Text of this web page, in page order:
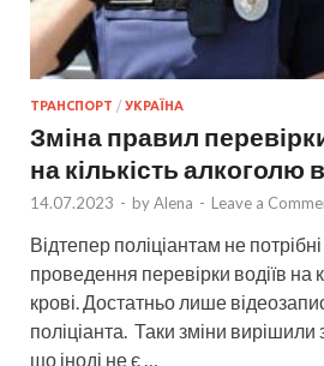
ТРАНСПОРТ / УКРАЇНА
Зміна правил
на кількість алкоголю
14.07.2023 - byAlena - Leave a
Відтепер поліціантам не потрібні
проведення перевірки водіїв на
крові. Достатньо лише
поліціанта. Таки зміни
що іноді не є …